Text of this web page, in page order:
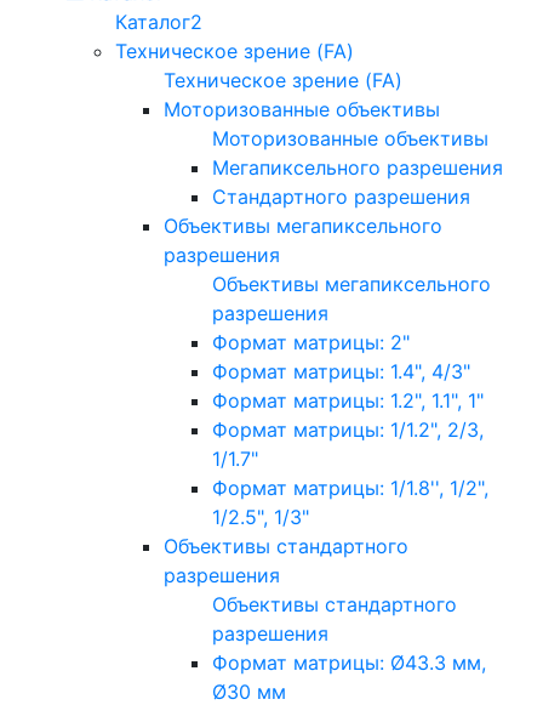
Каталог2
Техническое зрение (FA)
Техническое зрение (FA)
Моторизованные объективы
Моторизованные объективы
Мегапиксельного разрешения
Стандартного разрешения
Объективы мегапиксельного
разрешения
Объективы мегапиксельного
разрешения
Формат матрицы: 2"
Формат матрицы: 1.4", 4/3"
Формат матрицы: 1.2", 1.1", 1"
Формат матрицы: 1/1.2", 2/3,
1/1.7"
Формат матрицы: 1/1.8'', 1/2",
1/2.5", 1/3"
Объективы стандартного
разрешения
Объективы стандартного
разрешения
Формат матрицы: Ø43.3 мм,
Ø30 мм